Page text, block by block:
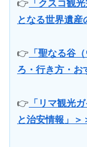
👉 「クスコ観
となる世界遺産
👉 「聖なる谷
ろ・行き方・お
👉 「リマ観光
と治安情報」＞